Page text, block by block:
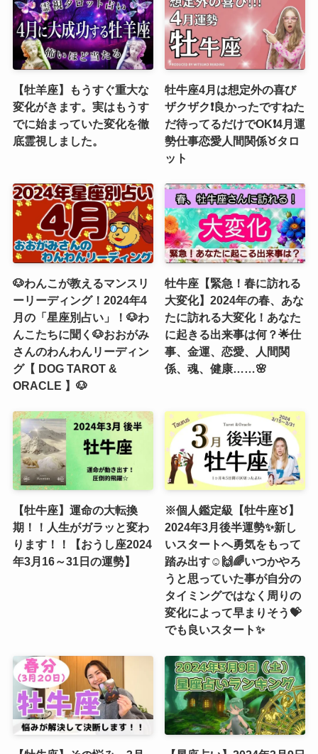
【牡羊座】もうすぐ重大な
変化がきます。実はもうす
でに始まっていた変化を徹
底霊視しました。
牡牛座4月は想定外の喜び
ザクザク❗️良かったですねた
だ待ってるだけでOK❗️4月運
勢仕事恋愛人間関係♉️タロ
ット
🐶わんこが教えるマンスリ
ーリーディング！2024年4
月の「星座別占い」！🐶わ
んこたちに聞く🐶おおがみ
さんのわんわんリーディン
グ【 DOG TAROT &
ORACLE 】🐶
牡牛座【緊急！春に訪れる
大変化】2024年の春、あな
たに訪れる大変化！あなた
に起きる出来事は何？🌟仕
事、金運、恋愛、人間関
係、魂、健康……🌸
【牡牛座】運命の大転換
期！！人生がガラッと変わ
ります！！【おうし座2024
年3月16～31日の運勢】
※個人鑑定級【牡牛座♉️】
2024年3月後半運勢✨新し
いスタートへ勇気をもって
踏み出す☺️🙌🌈いつかやろ
うと思っていた事が自分の
タイミングではなく周りの
変化によって早まりそう💝
でも良いスタート✨